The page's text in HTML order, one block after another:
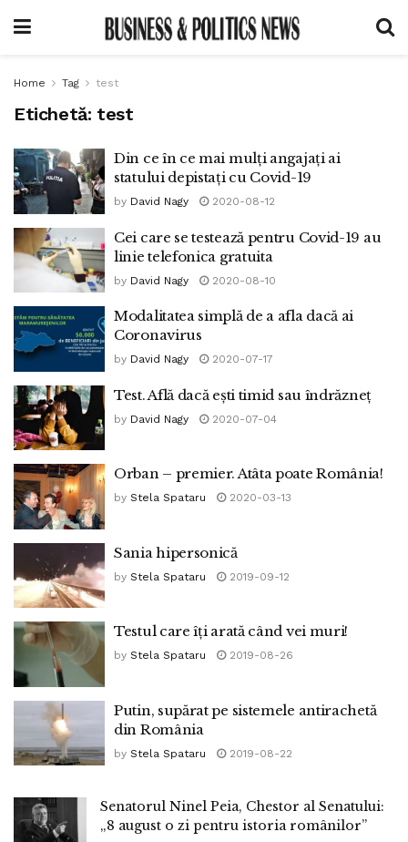
Home Tag test
Etichetă: test
Din ce în ce mai mulți angajați ai
statului depistați cu Covid-19
by David Nagy 2020-08-12
Cei care se testează pentru Covid-19 au
linie telefonica gratuita
by David Nagy 2020-08-10
Modalitatea simplă de a afla dacă ai
Coronavirus
by David Nagy 2020-07-17
Test. Află dacă ești timid sau îndrăzneț
by David Nagy 2020-07-04
Orban – premier. Atâta poate România!
by Stela Spataru 2020-03-13
Sania hipersonică
by Stela Spataru 2019-09-12
Testul care îți arată când vei muri!
by Stela Spataru 2019-08-26
Putin, supărat pe sistemele antirachetă
din România
by Stela Spataru 2019-08-22
Senatorul Ninel Peia, Chestor al Senatului:
„8 august o zi pentru istoria românilor”